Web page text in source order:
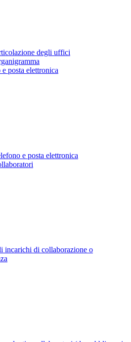
degli uffici
posta elettronica
e posta elettronica
incarichi di collaborazione o